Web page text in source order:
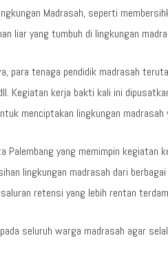
Madrasah, seperti
liar yang tumbuh di lingkungan
para tenaga pendidik madrasah
Kegiatan kerja bakti kali ini
menciptakan lingkungan
Palembang yang memimpin kegiatan
lingkungan madrasah dari
retensi yang lebih rentan
seluruh warga madrasah agar